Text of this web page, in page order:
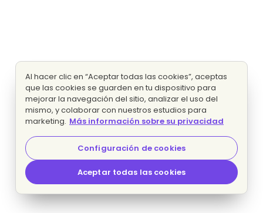
Al hacer clic en “Aceptar todas las cookies”, aceptas
que las cookies se guarden en tu dispositivo para
mejorar la navegación del sitio, analizar el uso del
mismo, y colaborar con nuestros estudios para
marketing. Más información sobre su privacidad
Configuración de cookies
Aceptar todas las cookies